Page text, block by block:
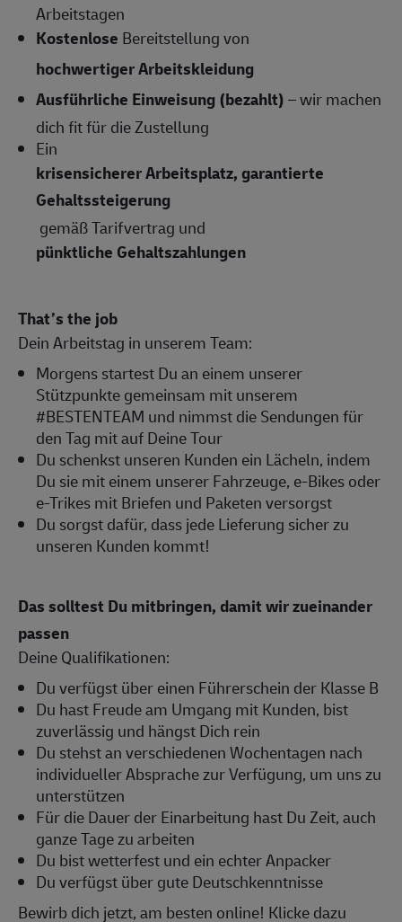
Arbeitstagen
Kostenlose Bereitstellung von
hochwertiger Arbeitskleidung
Ausführliche Einweisung (bezahlt)– wir machen
dich fit für die Zustellung
Ein
krisensicherer Arbeitsplatz, garantierte
Gehaltssteigerung
gemäß Tarifvertrag und
pünktliche Gehaltszahlungen
That’s the job
Dein Arbeitstag in unserem Team:
Morgens startest Du an einem unserer
Stützpunkte gemeinsam mit unserem
#BESTENTEAM und nimmst die Sendungen für
den Tag mit auf Deine Tour
Du schenkst unseren Kunden ein Lächeln, indem
Du sie mit einem unserer Fahrzeuge, e-Bikes oder
e-Trikes mit Briefen und Paketen versorgst
Du sorgst dafür, dass jede Lieferung sicher zu
unseren Kunden kommt!
Das solltest Du mitbringen, damit wir zueinander
passen
Deine Qualifikationen:
Du verfügst über einen Führerschein der Klasse B
Du hast Freude am Umgang mit Kunden, bist
zuverlässig und hängst Dich rein
Du stehst an verschiedenen Wochentagen nach
individueller Absprache zur Verfügung, um uns zu
unterstützen
Für die Dauer der Einarbeitung hast Du Zeit, auch
ganze Tage zu arbeiten
Du bist wetterfest und ein echter Anpacker
Du verfügst über gute Deutschkenntnisse
Bewirb dich jetzt, am besten online! Klicke dazu